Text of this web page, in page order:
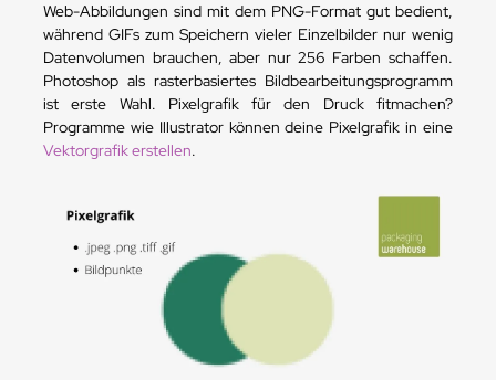
Web-Abbildungen sind mit dem PNG-Format gut bedient,
während GIFs zum Speichern vieler Einzelbilder nur wenig
Datenvolumen brauchen, aber nur 256 Farben schaffen.
Photoshop als rasterbasiertes Bildbearbeitungsprogramm
ist erste Wahl. Pixelgrafik für den Druck fitmachen?
Programme wie Illustrator können deine Pixelgrafik in eine
Vektorgrafik erstellen.